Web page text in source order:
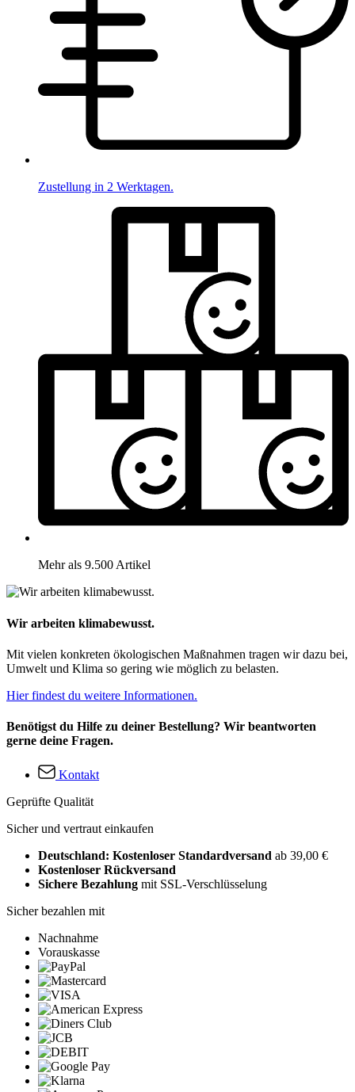
Zustellung in 2 Werktagen.
Mehr als 9.500 Artikel
Wir arbeiten klimabewusst.
Mit vielen konkreten ökologischen Maßnahmen tragen wir dazu bei,
Umwelt und Klima so gering wie möglich zu belasten.
Hier findest du weitere Informationen.
Benötigst du Hilfe zu deiner Bestellung? Wir beantworten
gerne deine Fragen.
Kontakt
Geprüfte Qualität
Sicher und vertraut einkaufen
Deutschland: Kostenloser Standardversand ab 39,00 €
Kostenloser Rückversand
Sichere Bezahlung mit SSL-Verschlüsselung
Sicher bezahlen mit
Nachnahme
Vorauskasse